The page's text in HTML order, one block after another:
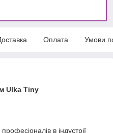
Оплата Умови
Ulka Tiny
в індустрії